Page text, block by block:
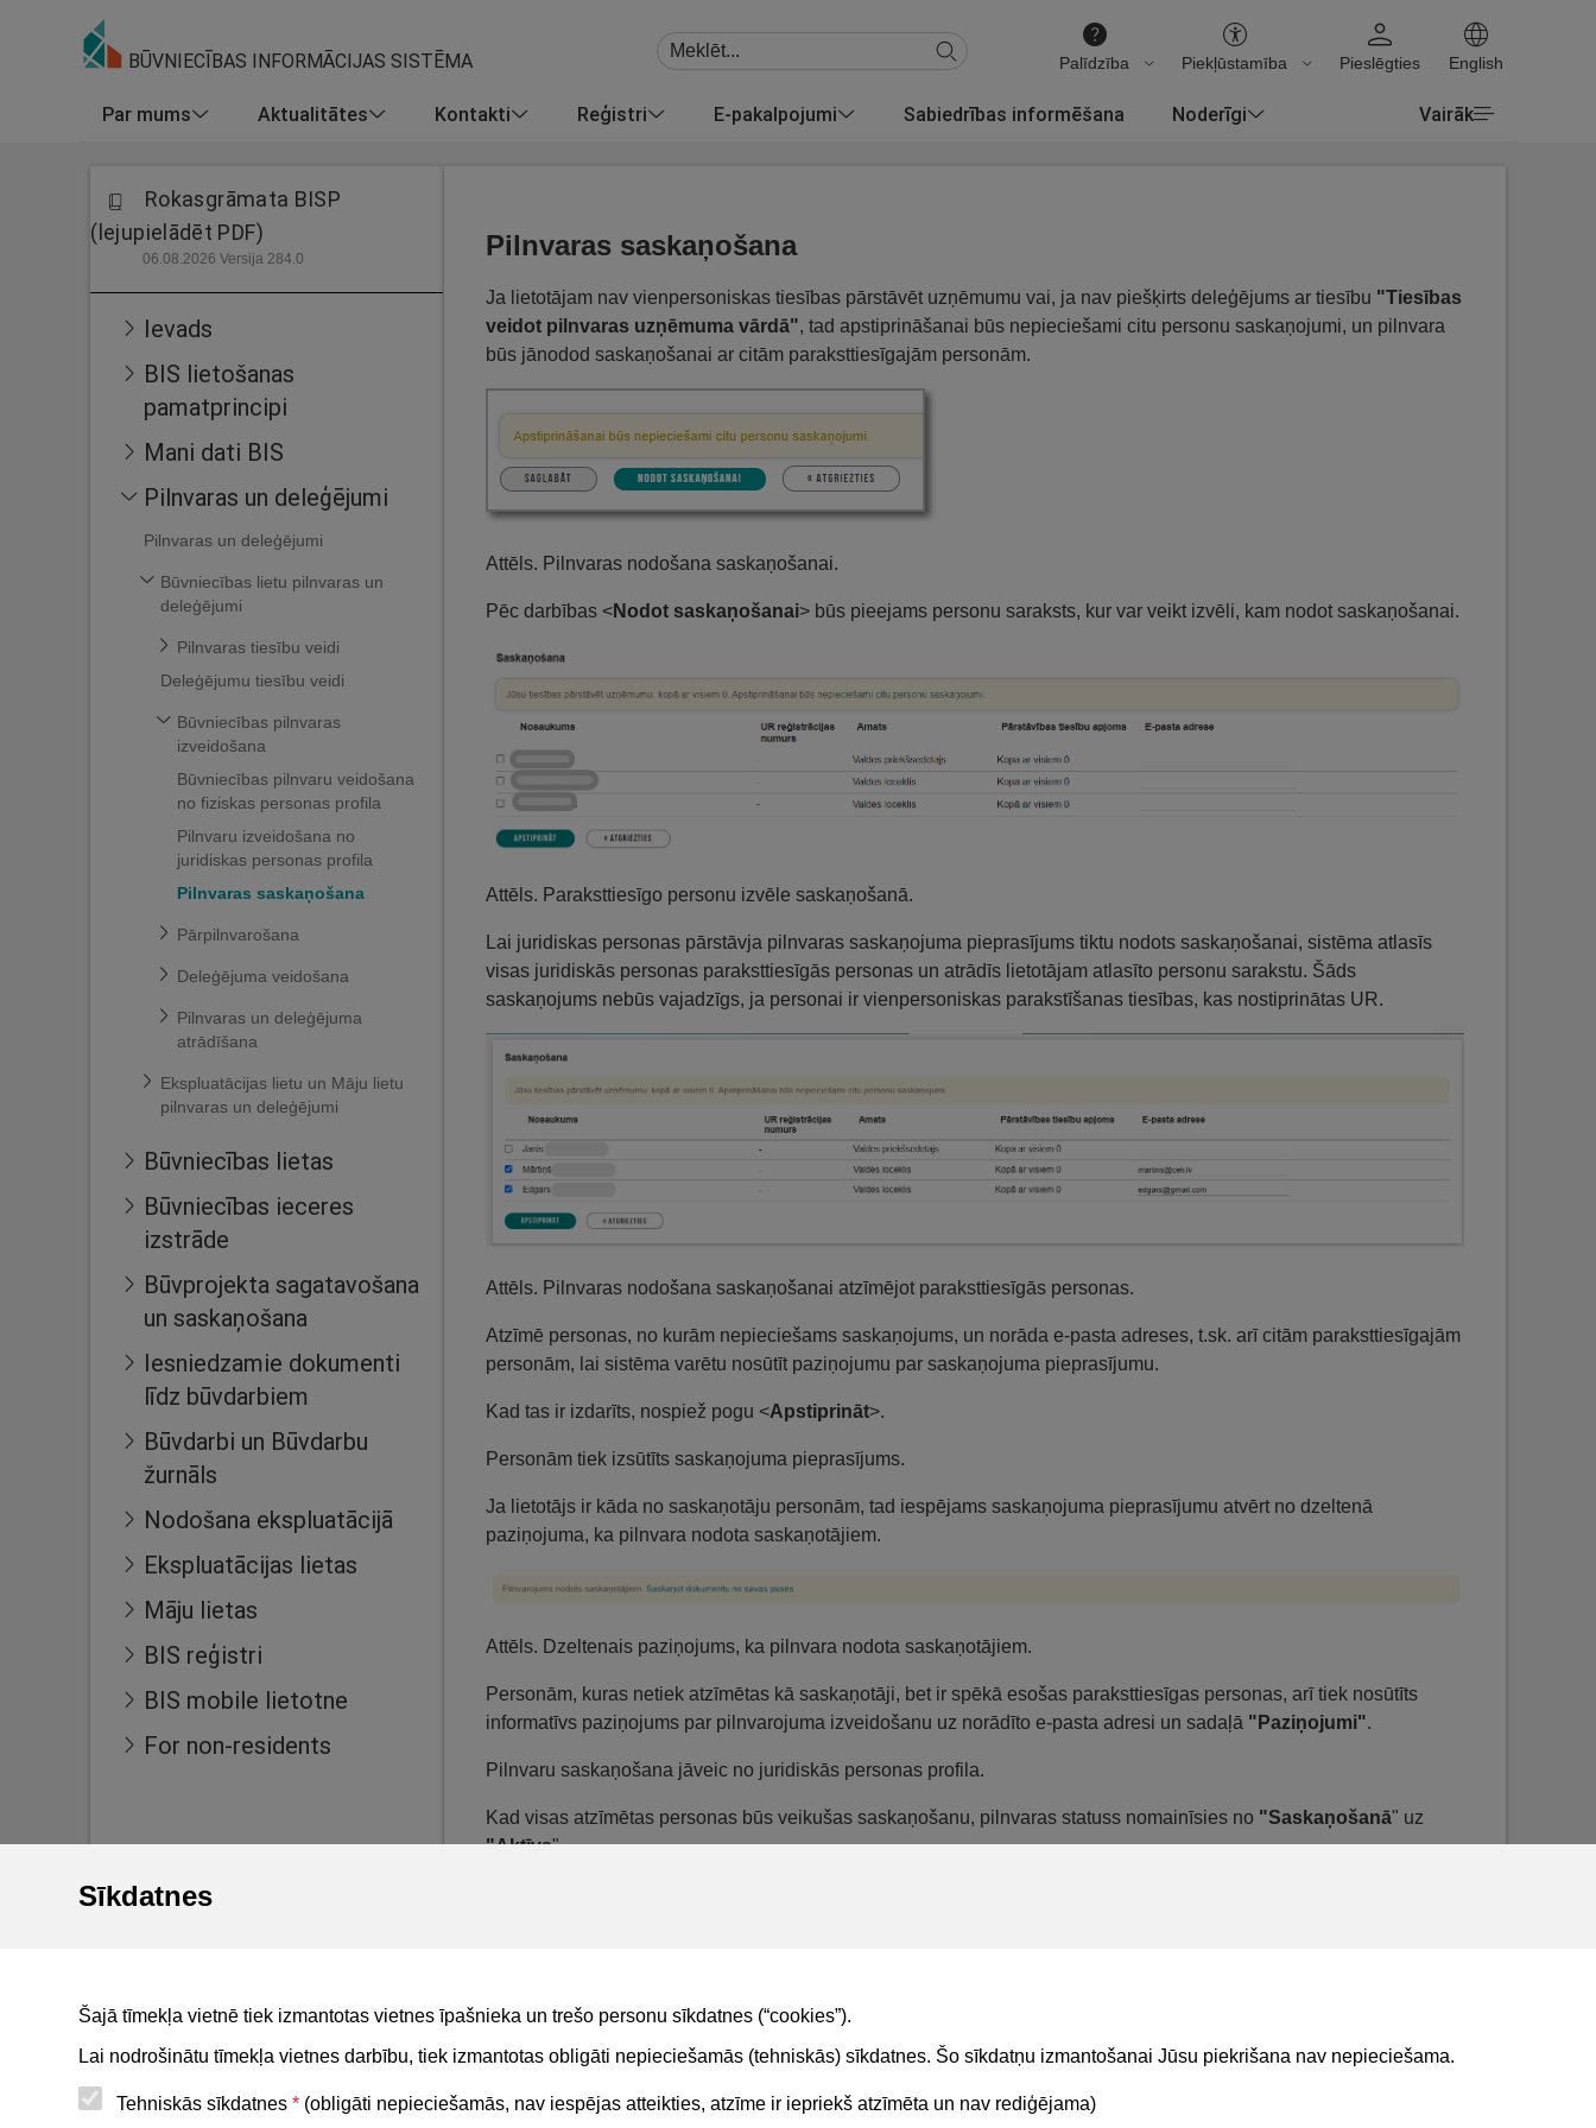
BŪVNIECĪBAS INFORMĀCIJAS SISTĒMA Palīdzība Piekļūstamība Pieslēgties English
Par mums Aktualitātes Kontakti Reģistri E-pakalpojumi Sabiedrības informēšana Noderīgi Vairāk
Sīkdatnes
Šajā tīmekļa vietnē tiek izmantotas vietnes īpašnieka un trešo personu sīkdatnes (“cookies”).
Lai nodrošinātu tīmekļa vietnes darbību, tiek izmantotas obligāti nepieciešamās (tehniskās) sīkdatnes. Šo sīkdatņu izmantošanai Jūsu piekrišana nav nepieciešama.
Tehniskās sīkdatnes * (obligāti nepieciešamās, nav iespējas atteikties, atzīme ir iepriekš atzīmēta un nav rediģējama)
Rokasgrāmata BISP
(lejupielādēt PDF)
06.08.2026 Versija 284.0
Ievads
BIS lietošanas
pamatprincipi
Mani dati BIS
Pilnvaras un deleģējumi
Pilnvaras un deleģējumi
Būvniecības lietu pilnvaras un
deleģējumi
Pilnvaras tiesību veidi
Deleģējumu tiesību veidi
Būvniecības pilnvaras
izveidošana
Būvniecības pilnvaru veidošana
no fiziskas personas profila
Pilnvaru izveidošana no
juridiskas personas profila
Pilnvaras saskaņošana
Pārpilnvarošana
Deleģējuma veidošana
Pilnvaras un deleģējuma
atrādīšana
Ekspluatācijas lietu un Māju lietu
pilnvaras un deleģējumi
Būvniecības lietas
Būvniecības ieceres
izstrāde
Būvprojekta sagatavošana
un saskaņošana
Iesniedzamie dokumenti
līdz būvdarbiem
Būvdarbi un Būvdarbu
žurnāls
Nodošana ekspluatācijā
Ekspluatācijas lietas
Māju lietas
BIS reģistri
BIS mobile lietotne
For non-residents
Pilnvaras saskaņošana
Ja lietotājam nav vienpersoniskas tiesības pārstāvēt uzņēmumu vai, ja nav piešķirts deleģējums ar tiesību "Tiesības
veidot pilnvaras uzņēmuma vārdā", tad apstiprināšanai būs nepieciešami citu personu saskaņojumi, un pilnvara
būs jānodod saskaņošanai ar citām paraksttiesīgajām personām.
Attēls. Pilnvaras nodošana saskaņošanai.
Pēc darbības <Nodot saskaņošanai> būs pieejams personu saraksts, kur var veikt izvēli, kam nodot saskaņošanai.
Attēls. Paraksttiesīgo personu izvēle saskaņošanā.
Lai juridiskas personas pārstāvja pilnvaras saskaņojuma pieprasījums tiktu nodots saskaņošanai, sistēma atlasīs
visas juridiskās personas paraksttiesīgās personas un atrādīs lietotājam atlasīto personu sarakstu. Šāds
saskaņojums nebūs vajadzīgs, ja personai ir vienpersoniskas parakstīšanas tiesības, kas nostiprinātas UR.​
Attēls. Pilnvaras nodošana saskaņošanai atzīmējot paraksttiesīgās personas.
Atzīmē personas, no kurām nepieciešams saskaņojums, un norāda e-pasta adreses, t.sk. arī citām paraksttiesīgajām
personām, lai sistēma varētu nosūtīt paziņojumu par saskaņojuma pieprasījumu.
Kad tas ir izdarīts, nospiež pogu <Apstiprināt>.
Personām tiek izsūtīts saskaņojuma pieprasījums.
Ja lietotājs ir kāda no saskaņotāju personām, tad iespējams saskaņojuma pieprasījumu atvērt no dzeltenā
paziņojuma, ka pilnvara nodota saskaņotājiem.
Attēls. Dzeltenais paziņojums, ka pilnvara nodota saskaņotājiem.
Personām, kuras netiek atzīmētas kā saskaņotāji, bet ir spēkā esošas paraksttiesīgas personas, arī tiek nosūtīts
informatīvs paziņojums par pilnvarojuma izveidošanu uz norādīto e-pasta adresi un sadaļā "Paziņojumi".
Pilnvaru saskaņošana jāveic no juridiskās personas profila.
Kad visas atzīmētas personas būs veikušas saskaņošanu, pilnvaras statuss nomainīsies no "Saskaņošanā" uz
"Aktīvs".